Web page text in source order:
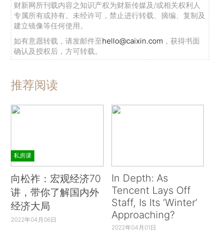
财新网所刊载内容之知识产权为财新传媒及/或相关权利人
专属所有或持有。未经许可，禁止进行转载、摘编、复制及
建立镜像等任何使用。
如有意愿转载，请发邮件至hello@caixin.com ，获得书面
确认及授权后，方可转载。
推荐阅读
私房课
向松祚：宏观经济70
讲，带你了解国内外
经济大局
2022年04月06日
In Depth: As
Tencent Lays Off
Staff, Is Its ‘Winter’
Approaching?
2022年04月01日